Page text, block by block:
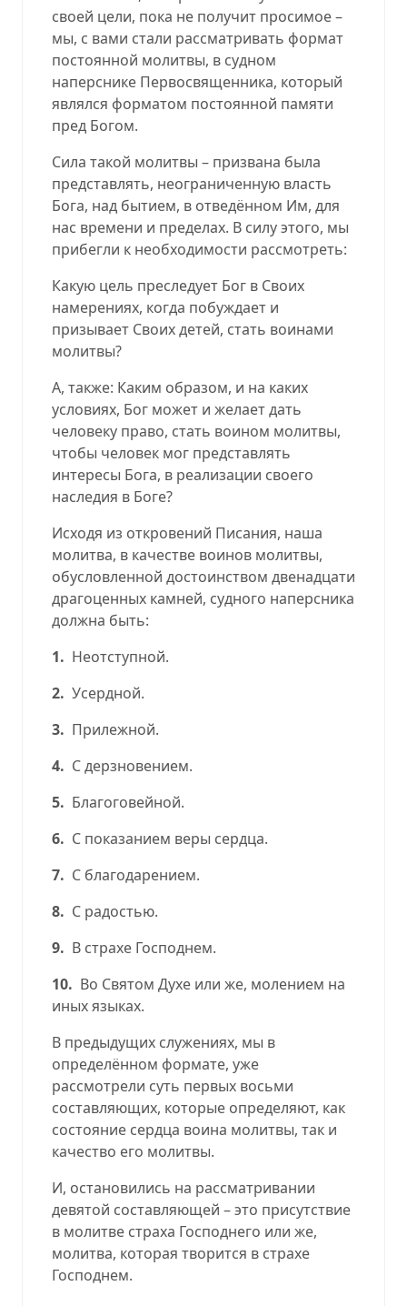
своей цели, пока не получит просимое –
мы, с вами стали рассматривать формат
постоянной молитвы, в судном
наперснике Первосвященника, который
являлся форматом постоянной памяти
пред Богом.
Сила такой молитвы – призвана была
представлять, неограниченную власть
Бога, над бытием, в отведённом Им, для
нас времени и пределах. В силу этого, мы
прибегли к необходимости рассмотреть:
Какую цель преследует Бог в Своих
намерениях, когда побуждает и
призывает Своих детей, стать воинами
молитвы?
А, также: Каким образом, и на каких
условиях, Бог может и желает дать
человеку право, стать воином молитвы,
чтобы человек мог представлять
интересы Бога, в реализации своего
наследия в Боге?
Исходя из откровений Писания, наша
молитва, в качестве воинов молитвы,
обусловленной достоинством двенадцати
драгоценных камней, судного наперсника
должна быть:
1. Неотступной.
2. Усердной.
3. Прилежной.
4. С дерзновением.
5. Благоговейной.
6. С показанием веры сердца.
7. С благодарением.
8. С радостью.
9. В страхе Господнем.
10. Во Святом Духе или же, молением на
иных языках.
В предыдущих служениях, мы в
определённом формате, уже
рассмотрели суть первых восьми
составляющих, которые определяют, как
состояние сердца воина молитвы, так и
качество его молитвы.
И, остановились на рассматривании
девятой составляющей – это присутствие
в молитве страха Господнего или же,
молитва, которая творится в страхе
Господнем.